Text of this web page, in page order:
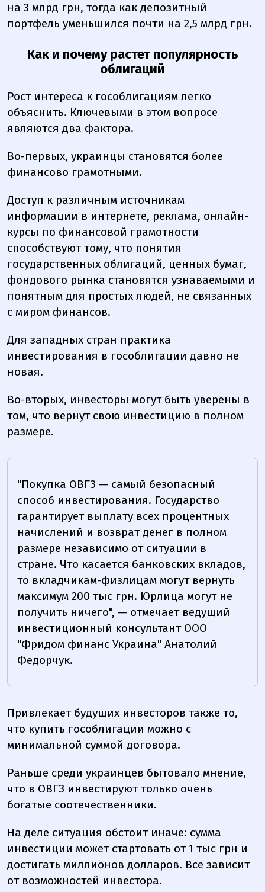
на 3 млрд грн, тогда как депозитный
портфель уменьшился почти на 2,5 млрд грн.
Как и почему растет популярность
облигаций
Рост интереса к гособлигациям легко
объяснить. Ключевыми в этом вопросе
являются два фактора.
Во-первых, украинцы становятся более
финансово грамотными.
Доступ к различным источникам
информации в интернете, реклама, онлайн-
курсы по финансовой грамотности
способствуют тому, что понятия
государственных облигаций, ценных бумаг,
фондового рынка становятся узнаваемыми и
понятным для простых людей, не связанных
с миром финансов.
Для западных стран практика
инвестирования в гособлигации давно не
новая.
Во-вторых, инвесторы могут быть уверены в
том, что вернут свою инвестицию в полном
размере.
"Покупка ОВГЗ — самый безопасный
способ инвестирования. Государство
гарантирует выплату всех процентных
начислений и возврат денег в полном
размере независимо от ситуации в
стране. Что касается банковских вкладов,
то вкладчикам-физлицам могут вернуть
максимум 200 тыс грн. Юрлица могут не
получить ничего", — отмечает ведущий
инвестиционный консультант ООО
"Фридом финанс Украина" Анатолий
Федорчук.
Привлекает будущих инвесторов также то,
что купить гособлигации можно с
минимальной суммой договора.
Раньше среди украинцев бытовало мнение,
что в ОВГЗ инвестируют только очень
богатые соотечественники.
На деле ситуация обстоит иначе: сумма
инвестиции может стартовать от 1 тыс грн и
достигать миллионов долларов. Все зависит
от возможностей инвестора.